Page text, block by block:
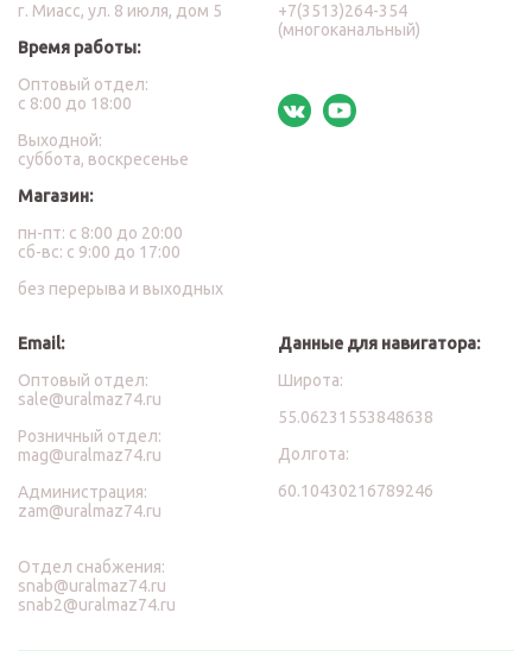
г. Миасс, ул. 8 июля, дом 5
Время работы:
Оптовый отдел:
с 8:00 до 18:00
Выходной:
суббота, воскресенье
Магазин:
пн-пт: с 8:00 до 20:00
сб-вс: с 9:00 до 17:00
без перерыва и выходных
+7(3513)264-354
(многоканальный)
Email:
Оптовый отдел:
sale@uralmaz74.ru
Розничный отдел:
mag@uralmaz74.ru
Администрация:
zam@uralmaz74.ru
Отдел снабжения:
snab@uralmaz74.ru
snab2@uralmaz74.ru
Данные для навигатора:
Широта:
55.06231553848638
Долгота:
60.10430216789246